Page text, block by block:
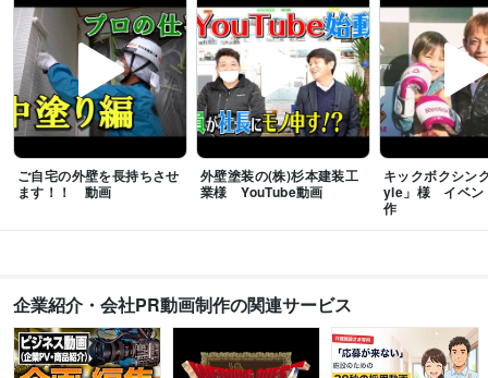
ご自宅の外壁を長持ちさせ
ます！！ 動画
外壁塗装の(株)杉本建装工
業様 YouTube動画
キックボクシン
yle」様 イベン
作
企業紹介・会社PR動画制作の関連サービス